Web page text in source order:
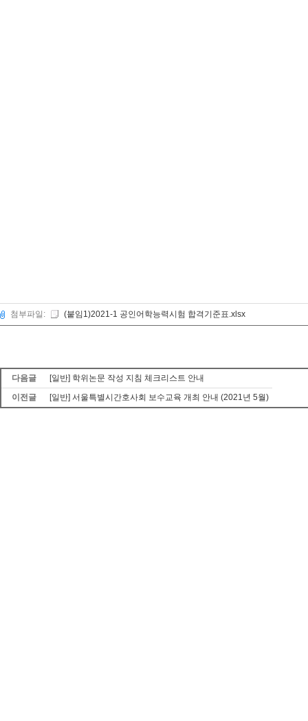
첨부파일: (붙임1)2021-1 공인어학능력시험 합격기준표.xlsx
다음글
[일반] 학위논문 작성 지침 체크리스트 안내
이전글
[일반] 서울특별시간호사회 보수교육 개최 안내 (2021년 5월)